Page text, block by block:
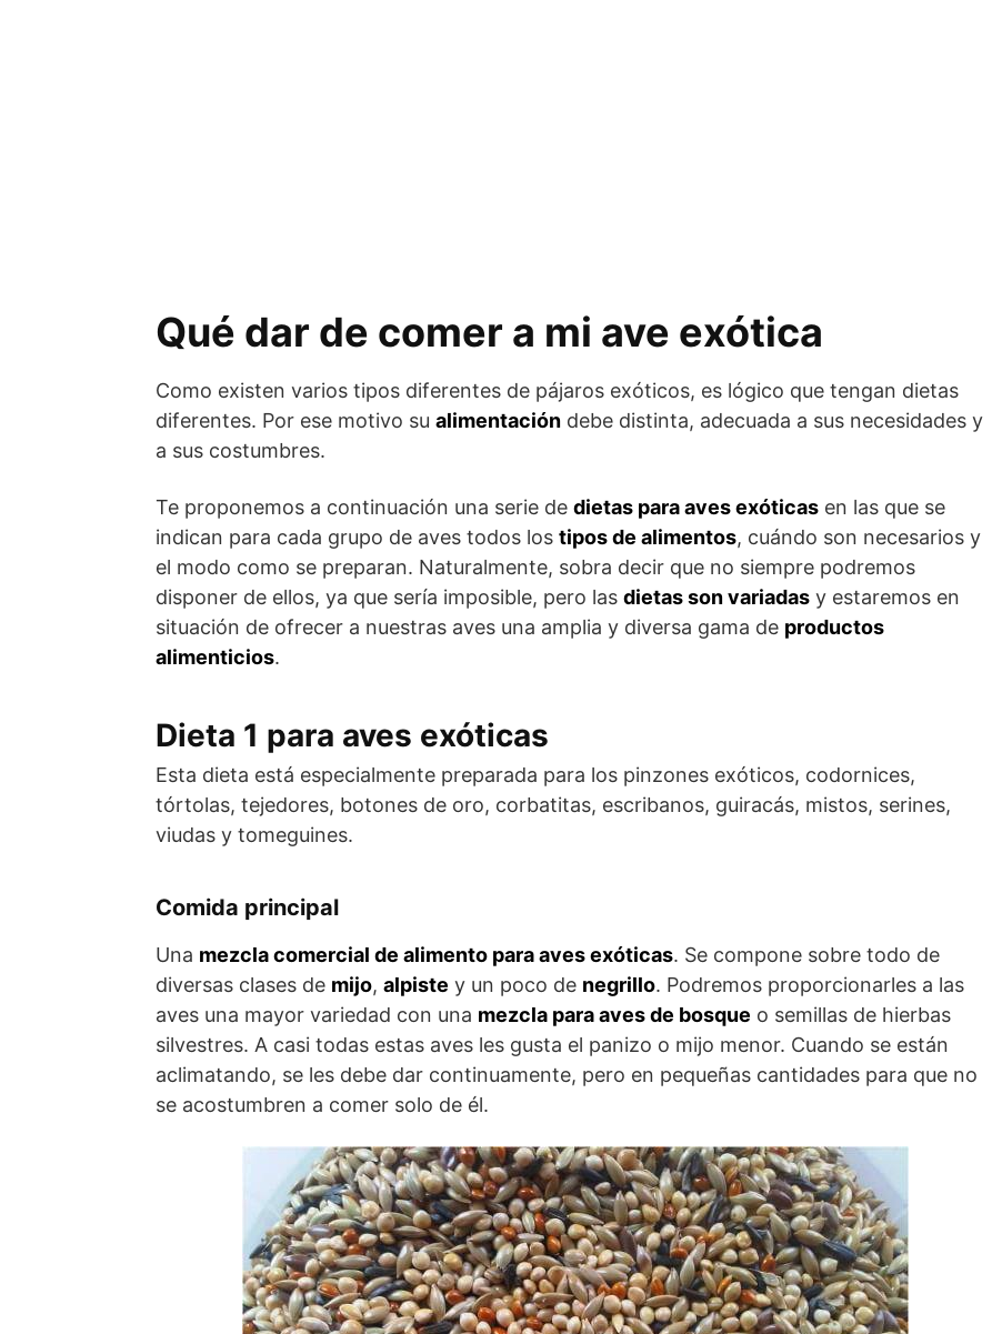
Qué dar de comer a mi ave exótica
Como existen varios tipos diferentes de pájaros exóticos, es lógico que tengan dietas
diferentes. Por ese motivo su alimentación debe distinta, adecuada a sus necesidades y
a sus costumbres.
Te proponemos a continuación una serie de dietas para aves exóticas en las que se
indican para cada grupo de aves todos los tipos de alimentos, cuándo son necesarios y
el modo como se preparan. Naturalmente, sobra decir que no siempre podremos
disponer de ellos, ya que sería imposible, pero las dietas son variadas y estaremos en
situación de ofrecer a nuestras aves una amplia y diversa gama de productos
alimenticios.
Dieta 1 para aves exóticas
Esta dieta está especialmente preparada para los pinzones exóticos, codornices,
tórtolas, tejedores, botones de oro, corbatitas, escribanos, guiracás, mistos, serines,
viudas y tomeguines.
Comida principal
Una mezcla comercial de alimento para aves exóticas. Se compone sobre todo de
diversas clases de mijo, alpiste y un poco de negrillo. Podremos proporcionarles a las
aves una mayor variedad con una mezcla para aves de bosque o semillas de hierbas
silvestres. A casi todas estas aves les gusta el panizo o mijo menor. Cuando se están
aclimatando, se les debe dar continuamente, pero en pequeñas cantidades para que no
se acostumbren a comer solo de él.